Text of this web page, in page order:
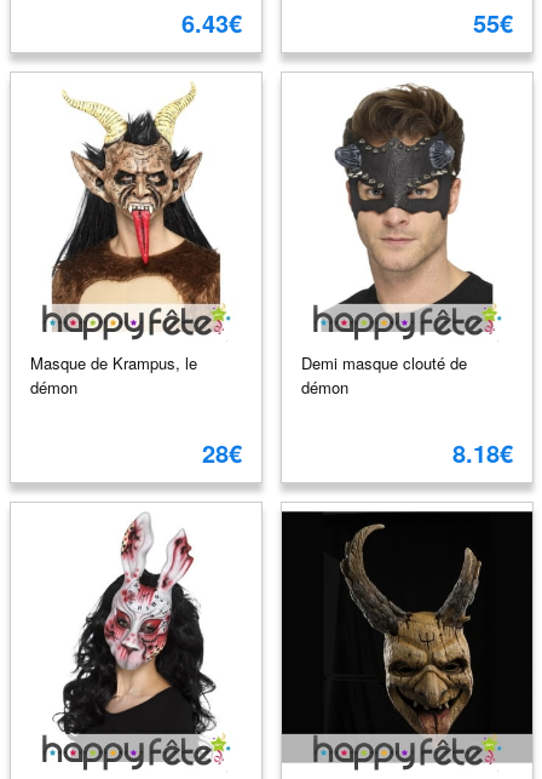
6.43€ 55€
Masque de Krampus, le
démon
28€
Demi masque clouté de
démon
8.18€